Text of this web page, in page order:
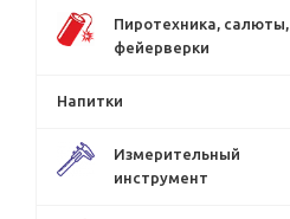
Пиротехника, салюты,
фейерверки
Напитки
Измерительный
инструмент